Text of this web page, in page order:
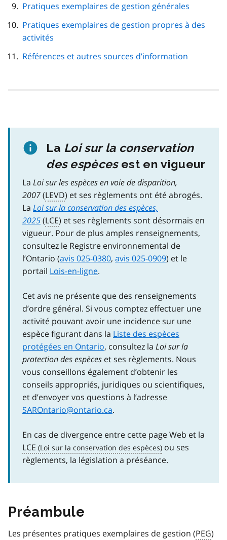
Pratiques exemplaires de gestion générales
Pratiques exemplaires de gestion propres à des
activités
Références et autres sources d’information
La Loi sur la conservation
des espècesest en vigueur
La Loi sur les espèces en voie de disparition,
2007(LEVD) et ses règlements ont été abrogés.
La Loi sur la conservation des espèces,
2025(LCE) et ses règlements sont désormais en
vigueur. Pour de plus amples renseignements,
consultez le Registre environnemental de
l’Ontario (avis 025-0380, avis 025-0909) et le
portail Lois-en-ligne.
Cet avis ne présente que des renseignements
d’ordre général. Si vous comptez effectuer une
activité pouvant avoir une incidence sur une
espèce figurant dans la Liste des espèces
protégées en Ontario, consultez la Loi sur la
protection des espèces et ses règlements. Nous
vous conseillons également d’obtenir les
conseils appropriés, juridiques ou scientifiques,
et d’envoyer vos questions à l’adresse
SAROntario@ontario.ca.
En cas de divergence entre cette page Web et la
LCE
ou ses
règlements, la législation a préséance.
Préambule
Les présentes pratiques exemplaires de gestion (PEG)